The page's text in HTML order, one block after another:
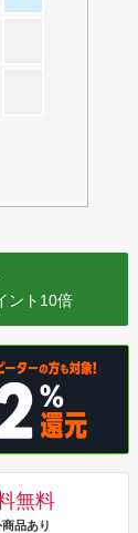
ント10倍
無料
品あり